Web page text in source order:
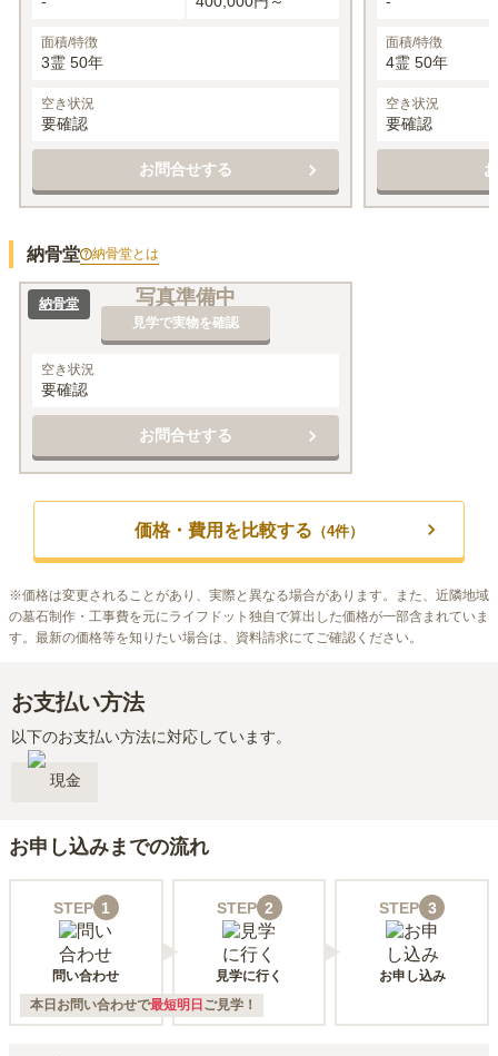
面積/特徴
3霊 50年
空き状況
要確認
お問合せする
面積/特徴
4霊 50年
空き状況
要確認
納骨堂 納骨堂とは
写真準備中
見学で実物を確認
納骨堂
空き状況
要確認
お問合せする
価格・費用を比較する （4件）
※価格は変更されることがあり、実際と異なる場合があります。また、近隣地域
の墓石制作・工事費を元にライフドット独自で算出した価格が一部含まれていま
す。最新の価格等を知りたい場合は、資料請求にてご確認ください。
お支払い方法
以下のお支払い方法に対応しています。
現金
お申し込みまでの流れ
STEP 1
問い合わせ
STEP 2
見学に行く
STEP 3
お申し込み
本日お問い合わせで最短明日 ご見学！